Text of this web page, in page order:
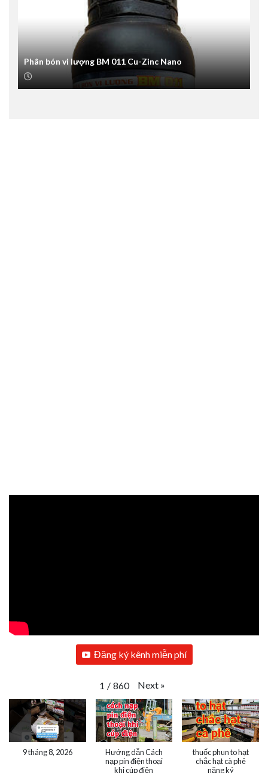
Phân bón vi lượng BM 011 Cu-Zinc Nano
Đăng ký kênh miễn phí
1 / 860 Next »
9 tháng 8, 2026
Hướng dẫn Cách
nạp pin điện thoại
khi cúp điện
thuốc phun to hạt
chắc hạt cà phê
nặng ký